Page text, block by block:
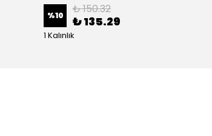
%10 ₺ 150.32
₺ 135.29
1 Kalınlık